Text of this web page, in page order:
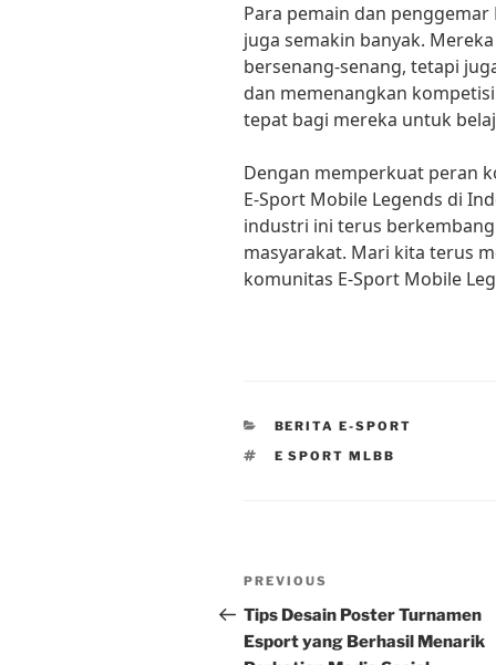
Para pemain dan
juga semakin banyak.
bersenang-senang, tetapi
dan memenangkan
tepat bagi mereka untuk
Dengan memperkuat peran
E-Sport Mobile Legends di
industri ini terus
masyarakat. Mari kita terus
komunitas E-Sport Mobile
CATEGORIES
BERITA E-SPORT
TAGS
E SPORT MLBB
Post
navigation
Previous
Post
PREVIOUS
Tips Desain Poster Turnamen
Esport yang Berhasil Menarik